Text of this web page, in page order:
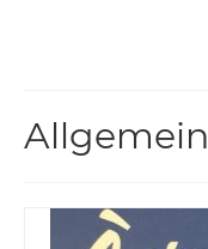
Allgemein